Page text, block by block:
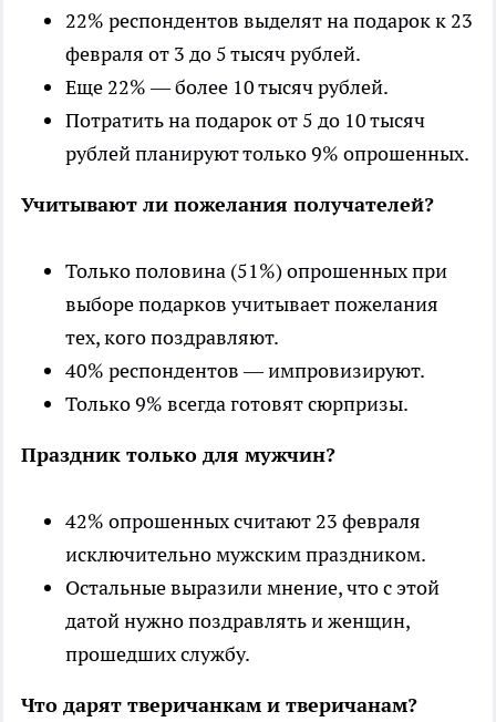
22% респондентов выделят на подарок к 23
февраля от 3 до 5 тысяч рублей.
Еще 22% — более 10 тысяч рублей.
Потратить на подарок от 5 до 10 тысяч
рублей планируют только 9% опрошенных.
Учитывают ли пожелания получателей?
Только половина (51%) опрошенных при
выборе подарков учитывает пожелания
тех, кого поздравляют.
40% респондентов — импровизируют.
Только 9% всегда готовят сюрпризы.
Праздник только для мужчин?
42% опрошенных считают 23 февраля
исключительно мужским праздником.
Остальные выразили мнение, что с этой
датой нужно поздравлять и женщин,
прошедших службу.
Что дарят тверичанкам и тверичанам?